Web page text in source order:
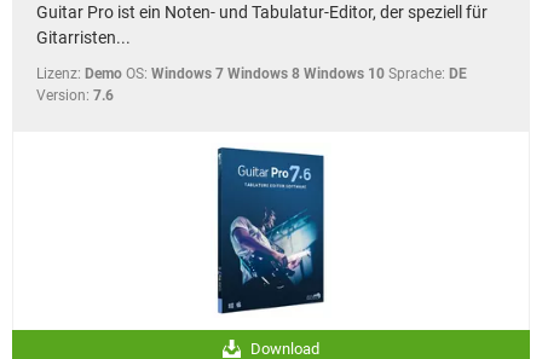
Guitar Pro ist ein Noten- und Tabulatur-Editor, der speziell für
Gitarristen...
Lizenz: Demo OS: Windows 7 Windows 8 Windows 10 Sprache: DE
Version: 7.6
Download